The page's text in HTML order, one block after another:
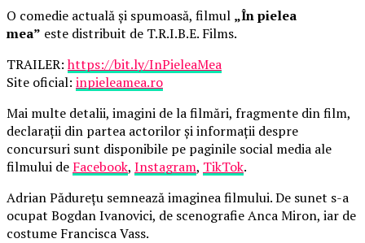
O comedie actuală și spumoasă, filmul „În pielea
mea” este distribuit de T.R.I.B.E. Films.
TRAILER:https://bit.ly/InPieleaMea
Site oficial: inpieleamea.ro
Mai multe detalii, imagini de la filmări, fragmente din film,
declarații din partea actorilor și informații despre
concursuri sunt disponibile pe paginile social media ale
filmului de Facebook, Instagram, TikTok.
Adrian Pădurețu semnează imaginea filmului. De sunet s-a
ocupat Bogdan Ivanovici, de scenografie Anca Miron, iar de
costume Francisca Vass.